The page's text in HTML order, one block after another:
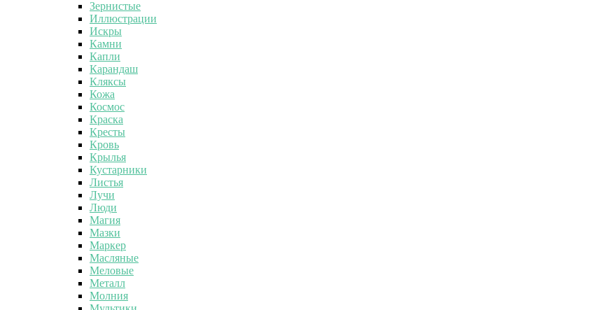
Зернистые
Иллюстрации
Искры
Камни
Капли
Карандаш
Кляксы
Кожа
Космос
Краска
Кресты
Кровь
Крылья
Кустарники
Листья
Лучи
Люди
Магия
Мазки
Маркер
Масляные
Меловые
Металл
Молния